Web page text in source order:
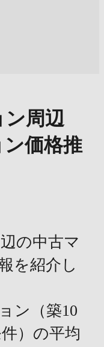
周辺
価格推
の中古マ
を紹介し
ン（築10
）の平均